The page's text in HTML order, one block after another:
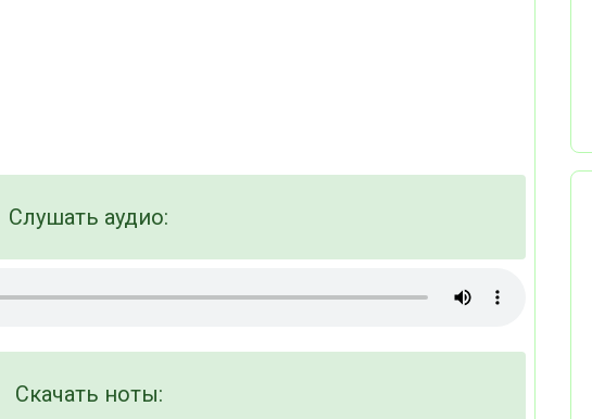
Слушать аудио:
Скачать ноты: